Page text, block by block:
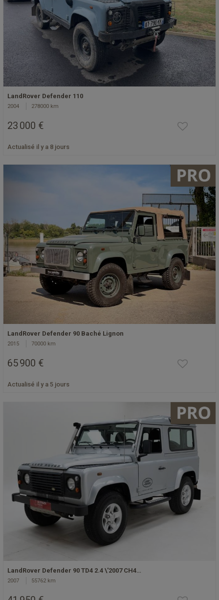
LandRover Defender 110
2004 278000 km
23 000 €
Actualisé il y a 8 jours
LandRover Defender 90 Baché Lignon
2015 70000 km
65 900 €
Actualisé il y a 5 jours
LandRover Defender 90 TD4 2.4 \'2007 CH4…
2007 55762 km